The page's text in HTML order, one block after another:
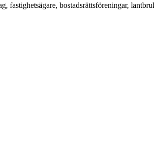
bostadsrättsföreningar,